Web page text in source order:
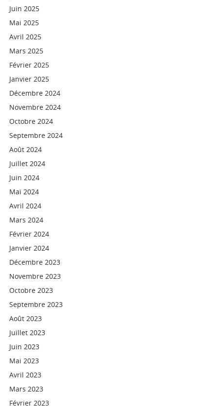
Juin 2025
Mai 2025
Avril 2025
Mars 2025
Février 2025
Janvier 2025
Décembre 2024
Novembre 2024
Octobre 2024
Septembre 2024
Août 2024
Juillet 2024
Juin 2024
Mai 2024
Avril 2024
Mars 2024
Février 2024
Janvier 2024
Décembre 2023
Novembre 2023
Octobre 2023
Septembre 2023
Août 2023
Juillet 2023
Juin 2023
Mai 2023
Avril 2023
Mars 2023
Février 2023